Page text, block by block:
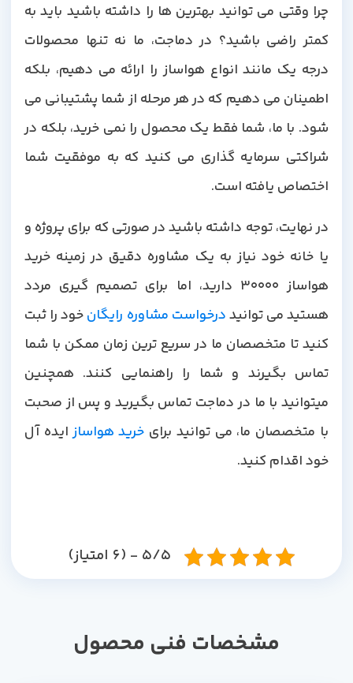
چرا وقتی می توانید بهترین ها را داشته باشید باید به
کمتر راضی باشید؟ در دماجت، ما نه تنها محصولات
درجه یک مانند انواع هواساز را ارائه می دهیم، بلکه
اطمینان می دهیم که در هر مرحله از شما پشتیبانی می
شود. با ما، شما فقط یک محصول را نمی خرید، بلکه در
شراکتی سرمایه گذاری می کنید که به موفقیت شما
اختصاص یافته است.
در نهایت، توجه داشته باشید در صورتی که برای پروژه و
یا خانه خود نیاز به یک مشاوره دقیق در زمینه خرید
هواساز 30000 دارید، اما برای تصمیم گیری مردد
هستید می توانیددرخواست مشاوره رایگانخود را ثبت
کنید تا متخصصان ما در سریع ترین زمان ممکن با شما
تماس بگیرند و شما را راهنمایی کنند. همچنین
میتوانید با ما در دماجت تماس بگیرید و پس از صحبت
با متخصصان ما، می توانید برای خرید هواسازایده آل
خود اقدام کنید.
5/5 - (6 امتیاز)
مشخصات فنی محصول